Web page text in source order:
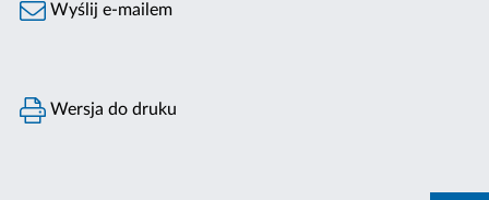
Wyślij e-mailem
Wersja do druku